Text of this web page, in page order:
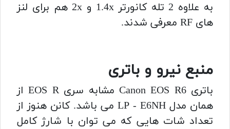
به علاوه 2 تله کانورتر 1.4x و 2x هم برای لنز
های RF معرفی شدند.
منبع نیرو و باتری
باتری Canon EOS R6 مشابه سری EOS R از
همان مدل LP - E6NH می باشد. کانن هنوز از
تعداد شات هایی که می توان با شارژ کامل